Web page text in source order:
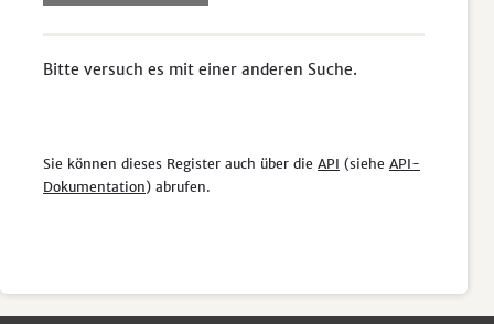
Bitte versuch es mit einer anderen Suche.
Sie können dieses Register auch über die API (siehe API-
Dokumentation) abrufen.